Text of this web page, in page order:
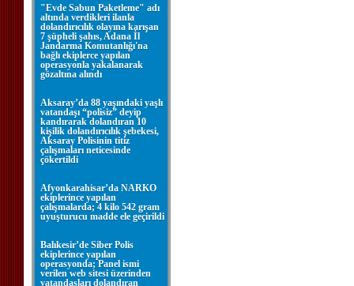
"Evde Sabun Paketleme" adı
altında verdikleri ilanla
dolandırıcılık olayına karışan
7 şüpheli şahıs, Adana İl
Jandarma Komutanlığı'na
bağlı ekiplerce yapılan
operasyonla yakalanarak
gözaltına alındı
Aksaray’da 88 yaşındaki yaşlı
vatandaşı “polisiz” deyip
kandırarak dolandıran 10
kişilik dolandırıcılık şebekesi,
Aksaray Polisinin titiz
çalışmaları neticesinde
çökertildi
Afyonkarahisar’da NARKO
ekiplerince yapılan
çalışmalarda; 4 kilo 542 gram
uyuşturucu madde ele geçirildi
Balıkesir’de Siber Polis
ekiplerince yapılan
operasyonda; Panel ismi
verilen web sitesi üzerinden
vatandaşları dolandıran